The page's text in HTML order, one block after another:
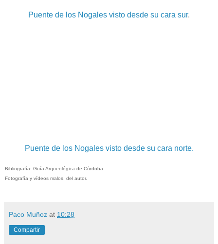
Puente de los Nogales visto desde su cara sur.
Puente de los Nogales visto desde su cara norte.
Bibliografía: Guía Arqueológica de Córdoba.
Fotografía y vídeos malos, del autor.
Paco Muñoz at 10:28
Compartir